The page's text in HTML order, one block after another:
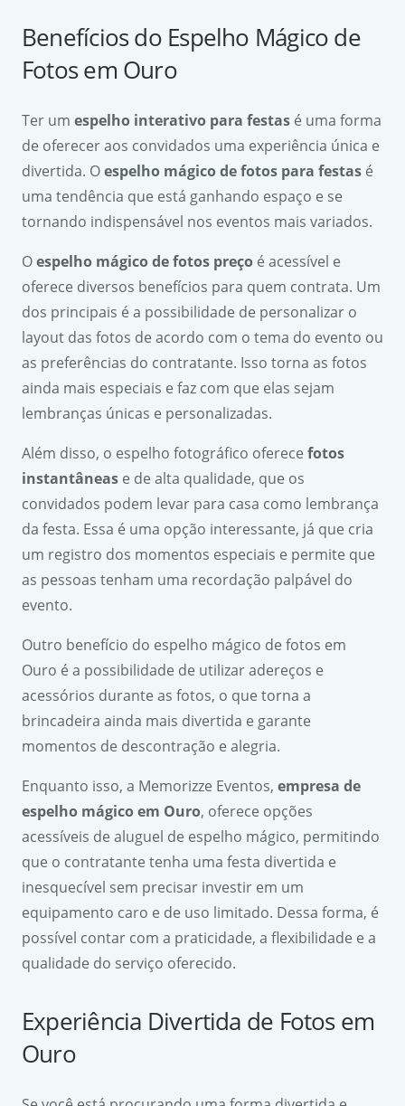
Benefícios do Espelho Mágico de
Fotos em Ouro
Ter um espelho interativo para festas é uma forma
de oferecer aos convidados uma experiência única e
divertida. Oespelho mágico de fotos para festas é
uma tendência que está ganhando espaço e se
tornando indispensável nos eventos mais variados.
Oespelho mágico de fotos preço é acessível e
oferece diversos benefícios para quem contrata. Um
dos principais é a possibilidade de personalizar o
layout das fotos de acordo com o tema do evento ou
as preferências do contratante. Isso torna as fotos
ainda mais especiais e faz com que elas sejam
lembranças únicas e personalizadas.
Além disso, o espelho fotográfico oferece fotos
instantâneas e de alta qualidade, que os
convidados podem levar para casa como lembrança
da festa. Essa é uma opção interessante, já que cria
um registro dos momentos especiais e permite que
as pessoas tenham uma recordação palpável do
evento.
Outro benefício do espelho mágico de fotos em
Ouro é a possibilidade de utilizar adereços e
acessórios durante as fotos, o que torna a
brincadeira ainda mais divertida e garante
momentos de descontração e alegria.
Enquanto isso, a Memorizze Eventos, empresa de
espelho mágico em Ouro, oferece opções
acessíveis de aluguel de espelho mágico, permitindo
que o contratante tenha uma festa divertida e
inesquecível sem precisar investir em um
equipamento caro e de uso limitado. Dessa forma, é
possível contar com a praticidade, a flexibilidade e a
qualidade do serviço oferecido.
Experiência Divertida de Fotos em
Ouro